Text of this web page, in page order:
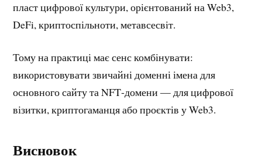
пласт цифрової культури, орієнтований на Web3,
DeFi, криптоспільноти, метавсесвіт.
Тому на практиці має сенс комбінувати:
використовувати звичайні доменні імена для
основного сайту та NFT‑домени — для цифрової
візитки, криптогаманця або проєктів у Web3.
Висновок